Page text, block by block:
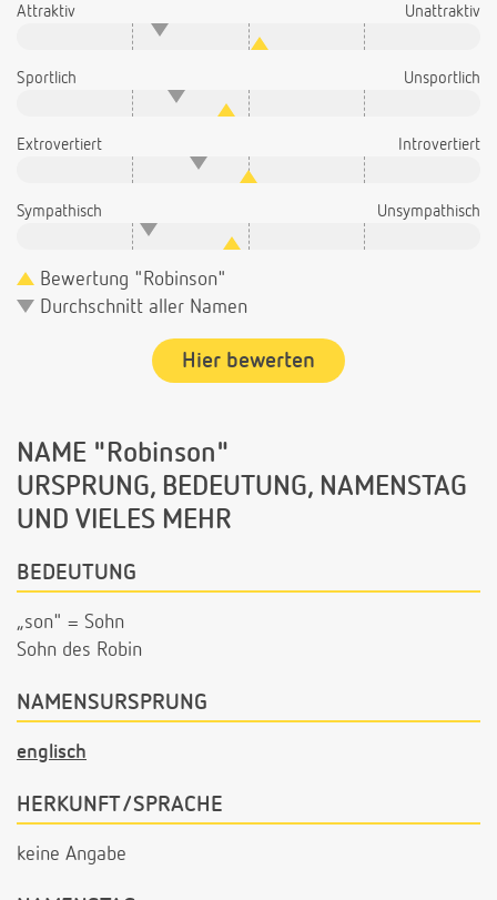
Attraktiv Unattraktiv
Sportlich Unsportlich
Extrovertiert Introvertiert
Sympathisch Unsympathisch
Bewertung "Robinson"
Durchschnitt aller Namen
Hier bewerten
NAME "Robinson"
URSPRUNG, BEDEUTUNG, NAMENSTAG
UND VIELES MEHR
BEDEUTUNG
„son" = Sohn
Sohn des Robin
NAMENSURSPRUNG
englisch
HERKUNFT/SPRACHE
keine Angabe